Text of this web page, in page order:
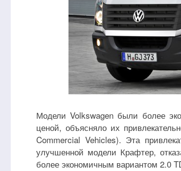
Модели Volkswagen были более
ценой, объясняло их
Commercial Vehicles). Эта
улучшенной модели Крафтер,
более экономичным вариантом 2.0